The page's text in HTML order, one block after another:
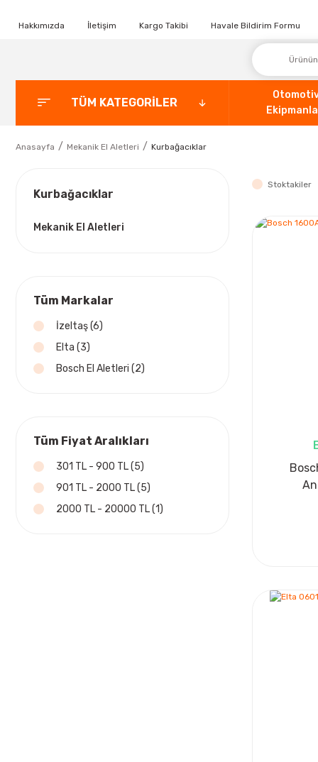
Hakkımızda İletişim Kargo Takibi Havale Bildirim Formu
TÜM KATEGORİLER
Anasayfa Mekanik El Aletleri Kurbağacıklar
Kurbağacıklar
Mekanik El Aletleri
Tüm Markalar
İzeltaş (6)
Elta (3)
Bosch El Aletleri (2)
Tüm Fiyat Aralıkları
301 TL - 900 TL (5)
901 TL - 2000 TL (5)
2000 TL - 20000 TL (1)
Stoktakiler